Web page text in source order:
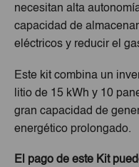
necesitan alta
capacidad de
eléctricos y reducir el
Este kit combina un
litio de 15 kWh y 10
gran capacidad de
energético prolongado.
El pago de este Kit